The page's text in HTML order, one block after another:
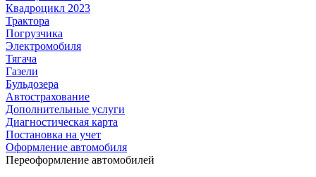
Квадроцикл 2023
Трактора
Погрузчика
Электромобиля
Тягача
Газели
Бульдозера
Автострахование
Дополнительные услуги
Диагностическая карта
Постановка на учет
Оформление автомобиля
Переоформление автомобилей